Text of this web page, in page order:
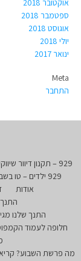
אוקטובר 2018
ספטמבר 2018
אוגוסט 2018
יולי 2018
ינואר 2017
Meta
התחבר
929 – תקנון דיוור שיווקי ותקשורת דיגיטלית
929 ילדים – טו בשב"ט
אודות
התנך שלנו
חלופה לעמוד
מה פרשת השבוע?